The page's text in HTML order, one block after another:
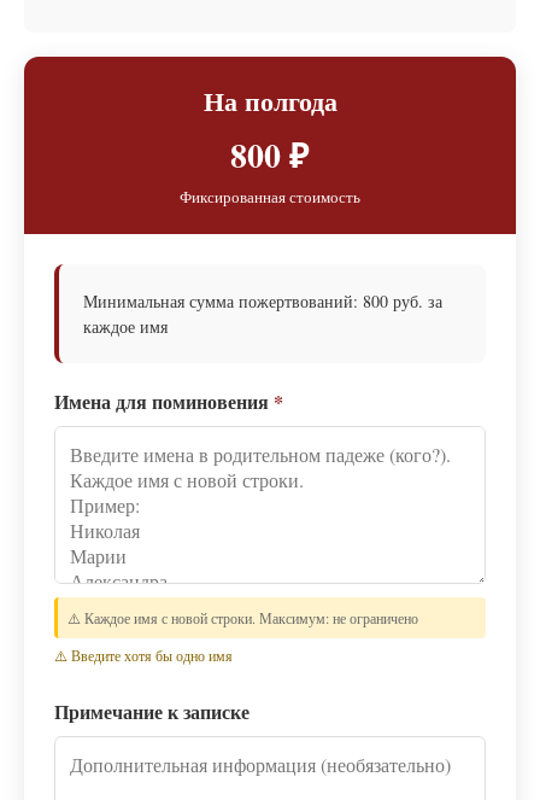
На полгода
800 ₽
Фиксированная стоимость
Минимальная сумма пожертвований: 800 руб. за
каждое имя
Имена для поминовения *
⚠️ Каждое имя с новой строки. Максимум: не ограничено
⚠️ Введите хотя бы одно имя
Примечание к записке